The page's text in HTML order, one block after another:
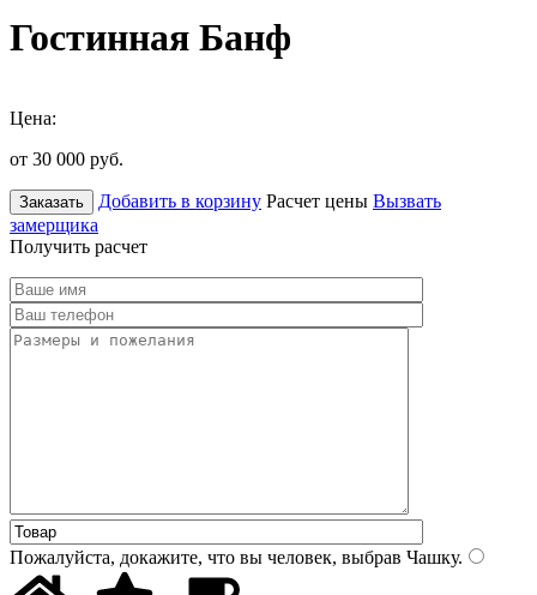
Гостинная Банф
Цена:
от 30 000 руб.
Заказать Добавить в корзину Расчет цены Вызвать
замерщика
Получить расчет
Пожалуйста, докажите, что вы человек, выбрав Чашку.